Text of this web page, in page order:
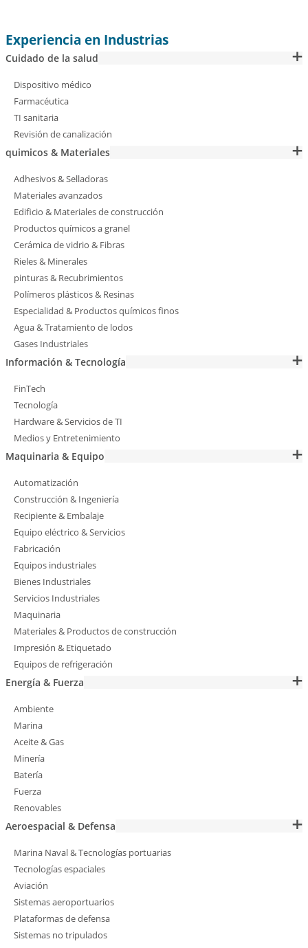
Experiencia en Industrias
Cuidado de la salud
Dispositivo médico
Farmacéutica
TI sanitaria
Revisión de canalización
quimicos & Materiales
Adhesivos & Selladoras
Materiales avanzados
Edificio & Materiales de construcción
Productos químicos a granel
Cerámica de vidrio & Fibras
Rieles & Minerales
pinturas & Recubrimientos
Polímeros plásticos & Resinas
Especialidad & Productos químicos finos
Agua & Tratamiento de lodos
Gases Industriales
Información & Tecnología
FinTech
Tecnología
Hardware & Servicios de TI
Medios y Entretenimiento
Maquinaria & Equipo
Automatización
Construcción & Ingeniería
Recipiente & Embalaje
Equipo eléctrico & Servicios
Fabricación
Equipos industriales
Bienes Industriales
Servicios Industriales
Maquinaria
Materiales & Productos de construcción
Impresión & Etiquetado
Equipos de refrigeración
Energía & Fuerza
Ambiente
Marina
Aceite & Gas
Minería
Batería
Fuerza
Renovables
Aeroespacial & Defensa
Marina Naval & Tecnologías portuarias
Tecnologías espaciales
Aviación
Sistemas aeroportuarios
Plataformas de defensa
Sistemas no tripulados